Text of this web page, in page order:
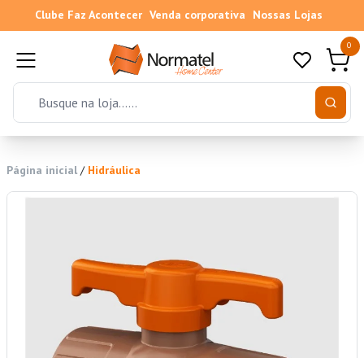
Clube Faz Acontecer Venda corporativa Nossas Lojas
0
Página inicial / Hidráulica